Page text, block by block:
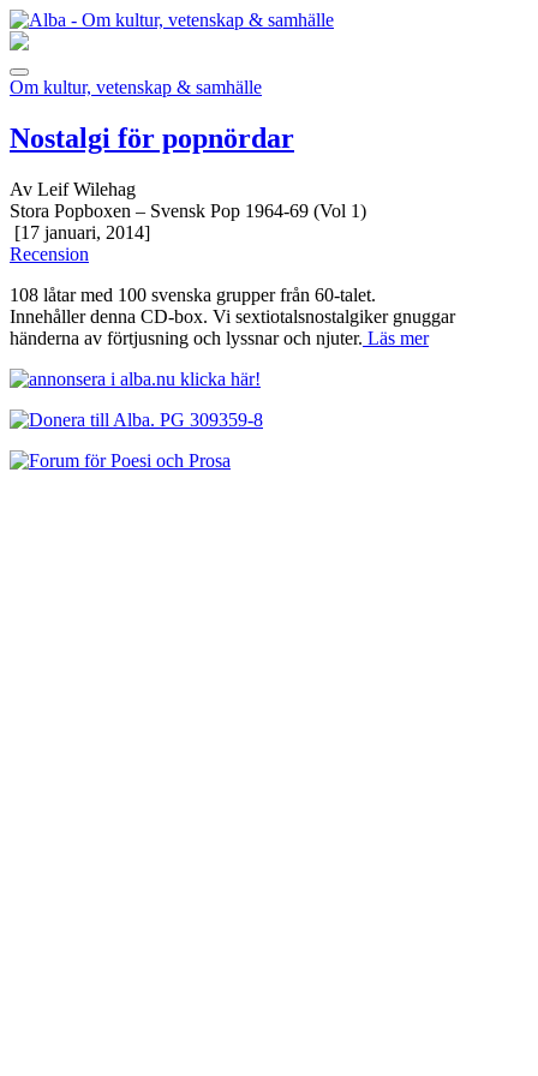
Om kultur, vetenskap & samhälle
Nostalgi för popnördar
Av Leif Wilehag
Stora Popboxen – Svensk Pop 1964-69 (Vol 1)
[17 januari, 2014]
Recension
108 låtar med 100 svenska grupper från 60-talet.
Innehåller denna CD-box. Vi sextiotalsnostalgiker gnuggar
händerna av förtjusning och lyssnar och njuter. Läs mer